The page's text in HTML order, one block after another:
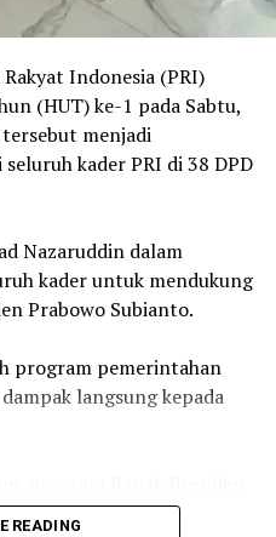
Kepala BPN mengajak
kerja sama
Nomor Identifikasi Bidang
Tanah dengan Nomor
tersebut diharapkan
dan
menjadi lebih akurat.
tanah kan perlu balik
macam-macam,
nya lama. Karena itu,
NIB sinkron dan cepat,
Sekarang, kami buat
di Pemda maksimal harus
Melkiades Laka Lena
Indonesia (PRI)
(HUT) ke-1 pada Sabtu,
menjadi
kader PRI di 38 DPD
Nazaruddin dalam
kader untuk mendukung
Prabowo Subianto.
program pemerintahan
langsung kepada
langsung dan berdampak
READING